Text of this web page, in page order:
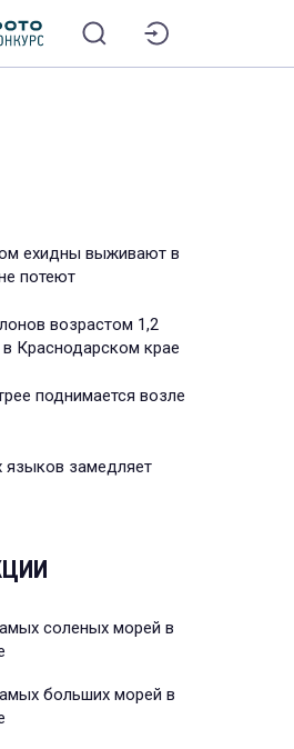
ехидны выживают в
потеют
возрастом 1,2
Краснодарском крае
поднимается возле
языков замедляет
соленых морей в
больших морей в